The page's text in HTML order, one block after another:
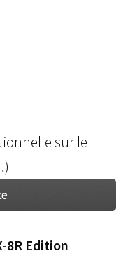
sur le
8R Edition